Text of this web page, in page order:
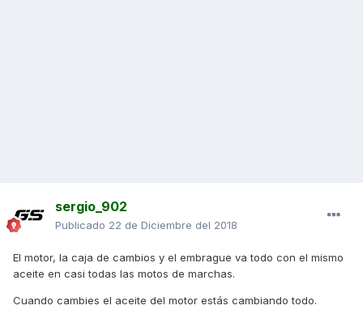
sergio_902
Publicado 22 de Diciembre del 2018
El motor, la caja de cambios y el embrague va todo con el mismo
aceite en casi todas las motos de marchas.
Cuando cambies el aceite del motor estás cambiando todo.